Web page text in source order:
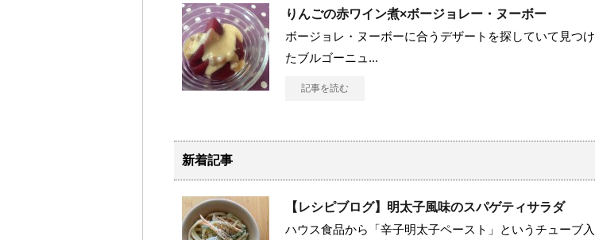
りんごの赤ワイン煮×ボージョレー・ヌーボー
ボージョレ・ヌーボーに合うデザートを探していて見つけ
たブルゴーニュ...
記事を読む
新着記事
【レシピブログ】明太子風味のスパゲティサラダ
ハウス食品から「辛子明太子ペースト」というチューブ入